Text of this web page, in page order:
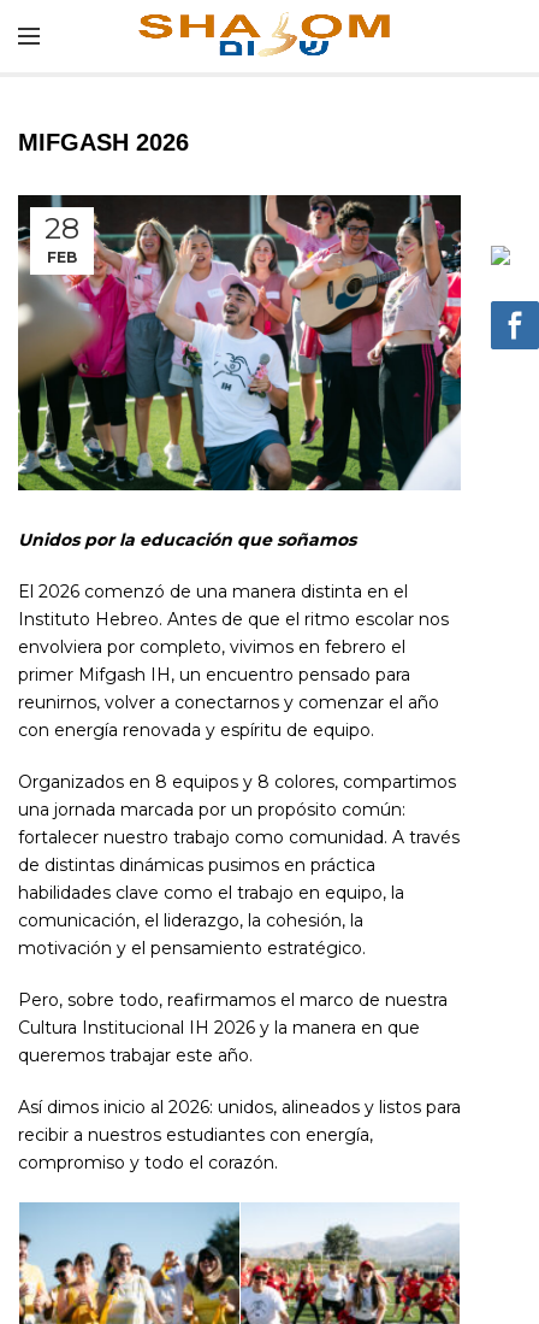
MIFGASH 2026
28
FEB
Unidos por la educación que soñamos
El 2026 comenzó de una manera distinta en el
Instituto Hebreo. Antes de que el ritmo escolar nos
envolviera por completo, vivimos en febrero el
primer Mifgash IH, un encuentro pensado para
reunirnos, volver a conectarnos y comenzar el año
con energía renovada y espíritu de equipo.
Organizados en 8 equipos y 8 colores, compartimos
una jornada marcada por un propósito común:
fortalecer nuestro trabajo como comunidad. A través
de distintas dinámicas pusimos en práctica
habilidades clave como el trabajo en equipo, la
comunicación, el liderazgo, la cohesión, la
motivación y el pensamiento estratégico.
Pero, sobre todo, reafirmamos el marco de nuestra
Cultura Institucional IH 2026 y la manera en que
queremos trabajar este año.
Así dimos inicio al 2026: unidos, alineados y listos para
recibir a nuestros estudiantes con energía,
compromiso y todo el corazón.